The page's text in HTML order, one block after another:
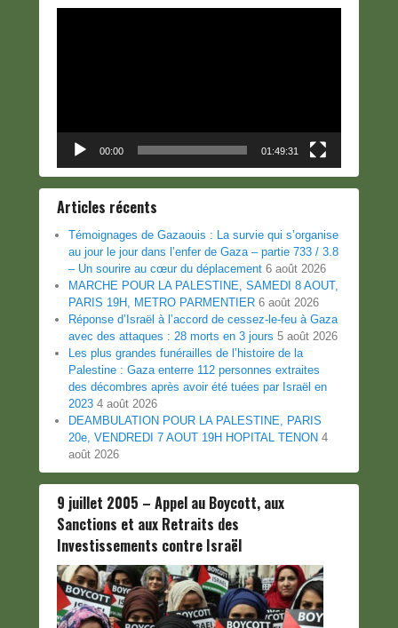
00:00 01:49:31
Articles récents
Témoignages de Gazaouis : La survie qui s’organise
au jour le jour dans l’enfer de Gaza – partie 733 / 3.8
– Un sourire au cœur du déplacement 6 août 2026
MARCHE POUR LA PALESTINE, SAMEDI 8 AOUT,
PARIS 19H, METRO PARMENTIER 6 août 2026
Réponse d’Israël à l’accord de cessez-le-feu à Gaza
avec des attaques : 28 morts en 3 jours 5 août 2026
Les plus grandes funérailles de l’histoire de la
Palestine : Gaza enterre 112 personnes extraites
des décombres après avoir été tuées par Israël en
2023 4 août 2026
DEAMBULATION POUR LA PALESTINE, PARIS
20e, VENDREDI 7 AOUT 19H HOPITAL TENON 4
août 2026
9 juillet 2005 – Appel au Boycott, aux
Sanctions et aux Retraits des
Investissements contre Israël